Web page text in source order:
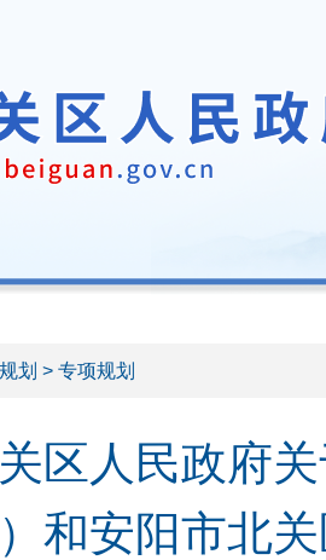
划 > 专项规划
区人民政府
和安阳市北